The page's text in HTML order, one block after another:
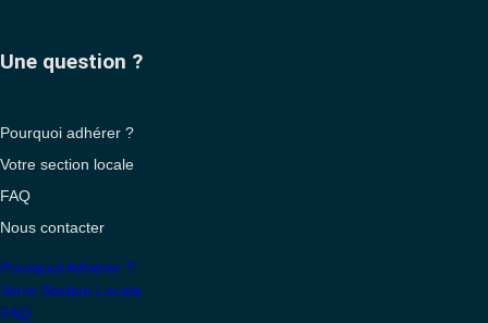
Une question ?
Pourquoi adhérer ?
Votre section locale
FAQ
Nous contacter
Pourquoi Adhérer ?
Votre Section Locale
FAQ